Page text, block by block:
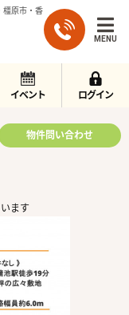
橿原市・香
MENU
イベント ログイン
物件問い合わせ
ます